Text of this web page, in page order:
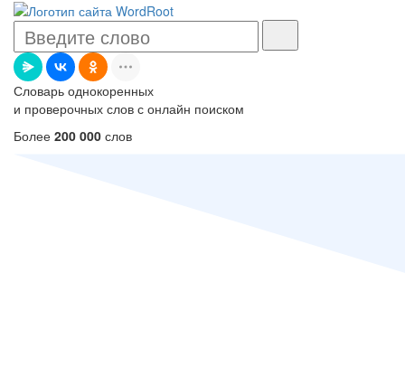
Словарь однокоренных
и проверочных слов с онлайн поиском
Более 200 000 слов